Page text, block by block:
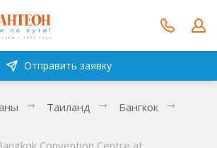
Отправить заявку
Таиланд
Бангкок
Convention Centre at